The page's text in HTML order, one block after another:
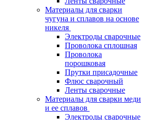
Материалы для сварки
чугуна и сплавов на основе
никеля
Электроды сварочные
Проволока сплошная
Проволока
порошковая
Прутки присадочные
Флюс сварочный
Ленты сварочные
Материалы для сварки меди
и ее сплавов
Электроды сварочные